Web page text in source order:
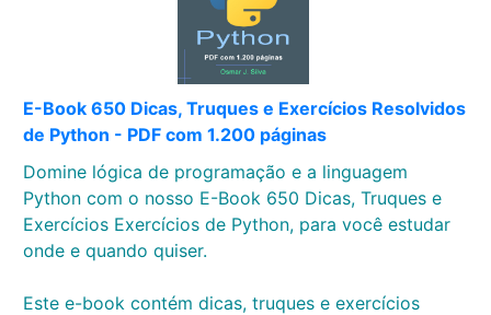
E-Book 650 Dicas, Truques e Exercícios Resolvidos
de Python - PDF com 1.200 páginas
Domine lógica de programação e a linguagem
Python com o nosso E-Book 650 Dicas, Truques e
Exercícios Exercícios de Python, para você estudar
onde e quando quiser.
Este e-book contém dicas, truques e exercícios